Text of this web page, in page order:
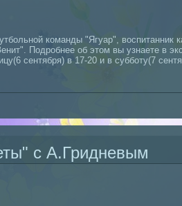
команды "Ягуар", воспитанник
Подробнее об этом вы узнаете в
сентября) в 17-20 и в субботу(7
с А.Гридневым